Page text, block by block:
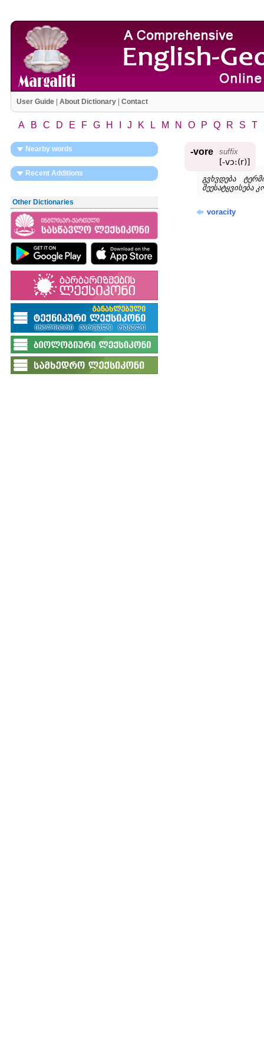
User Guide| About Dictionary| Contact
A B C D E F G H J K L M N O P Q R S T
Nearby words
Recent Additions
Other Dictionaries
-vore suffix
[-vɔ:(r)]
გვხვდება
შეესატყვისება
voracity